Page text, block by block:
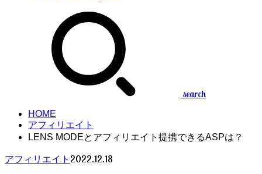
search
HOME
アフィリエイト
LENS MODEとアフィリエイト提携できるASPは？
アフィリエイト 2022.12.18